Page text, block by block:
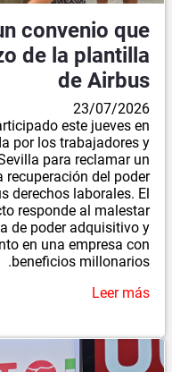
convenio que
de la plantilla
de Airbus
23/07/2026
este jueves en
por los trabajadores y
para reclamar un
recuperación del poder
derechos laborales. El
responde al malestar
de poder adquisitivo y
en una empresa con
beneficios millonarios.
Leer más